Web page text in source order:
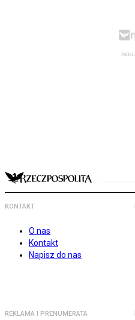
KONTAKT
O nas
Kontakt
Napisz do nas
REKLAMA I PRENUMERATA